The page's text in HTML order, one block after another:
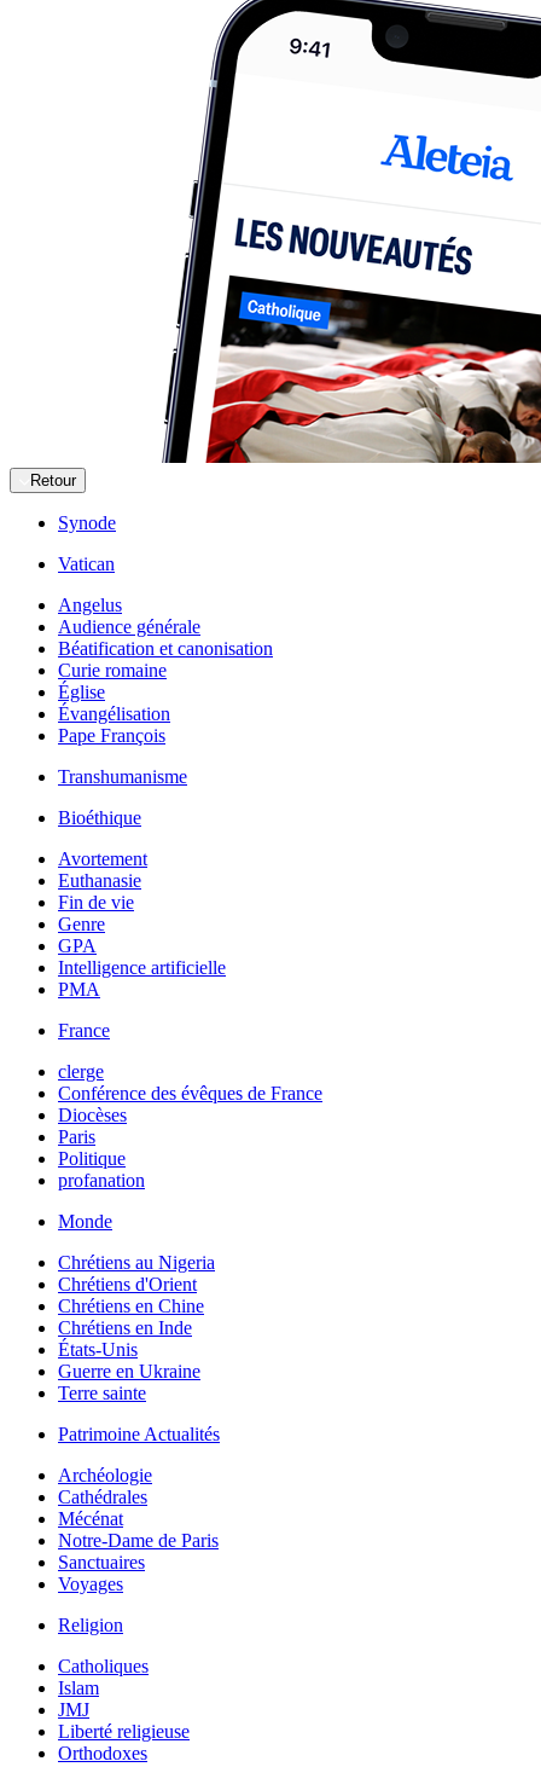
Retour
Synode
Vatican
Angelus
Audience générale
Béatification et canonisation
Curie romaine
Église
Évangélisation
Pape François
Transhumanisme
Bioéthique
Avortement
Euthanasie
Fin de vie
Genre
GPA
Intelligence artificielle
PMA
France
clerge
Conférence des évêques de France
Diocèses
Paris
Politique
profanation
Monde
Chrétiens au Nigeria
Chrétiens d'Orient
Chrétiens en Chine
Chrétiens en Inde
États-Unis
Guerre en Ukraine
Terre sainte
Patrimoine Actualités
Archéologie
Cathédrales
Mécénat
Notre-Dame de Paris
Sanctuaires
Voyages
Religion
Catholiques
Islam
JMJ
Liberté religieuse
Orthodoxes